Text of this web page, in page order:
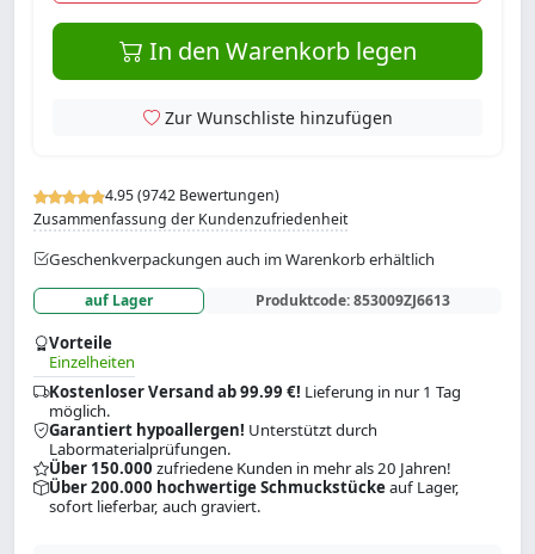
4.95 (9742 Bewertungen)
Zusammenfassung der Kundenzufriedenheit
Geschenkverpackungen auch im Warenkorb erhältlich
auf Lager Produktcode:853009ZJ6613
Vorteile
Einzelheiten
Kostenloser Versand ab 99.99 €! Lieferung in nur 1 Tag
möglich.
Garantiert hypoallergen! Unterstützt durch
Labormaterialprüfungen.
Über 150.000 zufriedene Kunden in mehr als 20 Jahren!
Über 200.000 hochwertige Schmuckstückeauf Lager,
sofort lieferbar, auch graviert.
In den Warenkorb legen
Zur Wunschliste hinzufügen